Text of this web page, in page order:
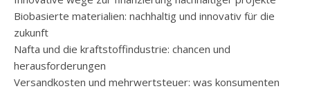
Biobasierte materialien: nachhaltig und innovativ für die
zukunft
Nafta und die kraftstoffindustrie: chancen und
herausforderungen
Versandkosten und mehrwertsteuer: was konsumenten